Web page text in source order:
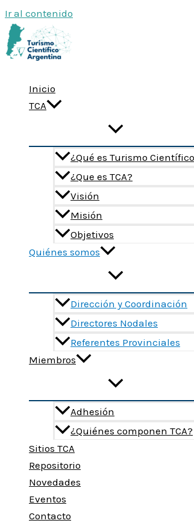
Ir al contenido
Inicio
TCA
¿Qué es Turismo
¿Que es TCA?
Visión
Misión
Objetivos
Quiénes somos
Dirección y Coordinación
Directores Nodales
Referentes Provinciales
Miembros
Adhesión
¿Quiénes componen TCA?
Sitios TCA
Repositorio
Novedades
Eventos
Contacto